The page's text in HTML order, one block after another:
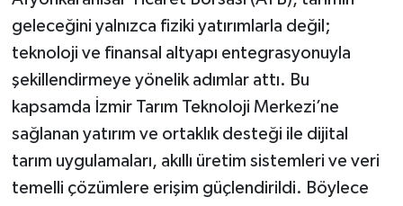
geleceğini yalnızca fiziki yatırımlarla değil;
teknoloji ve finansal altyapı entegrasyonuyla
şekillendirmeye yönelik adımlar attı. Bu
kapsamda İzmir Tarım Teknoloji Merkezi’ne
sağlanan yatırım ve ortaklık desteği ile dijital
tarım uygulamaları, akıllı üretim sistemleri ve veri
temelli çözümlere erişim güçlendirildi. Böylece